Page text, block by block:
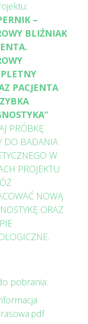
–
BLIŹNIAK
PACJENTA
PRÓBKĘ
DO BADANIA
W
PROJEKTU
NOWĄ
ORAZ
pobrania: